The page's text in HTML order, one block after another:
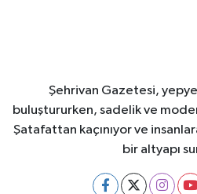
Şehrivan Gazetesi,
buluştururken, sadelik ve
Şatafattan kaçınıyor ve
bir altyapı